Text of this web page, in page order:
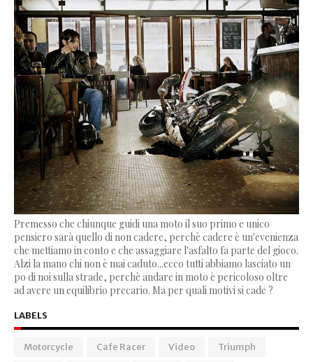
Premesso che chiunque guidi una moto il suo primo e unico
pensiero sarà quello di non cadere, perchè cadere è un'evenienza
che mettiamo in conto e che assaggiare l'asfalto fa parte del gioco.
Alzi la mano chi non è mai caduto...ecco tutti abbiamo lasciato un
po di noi sulla strade, perchè andare in moto è pericoloso oltre
ad avere un equilibrio precario. Ma per quali motivi si cade ?
LABELS
Motorcycle Cafe Racer Video
Triumph